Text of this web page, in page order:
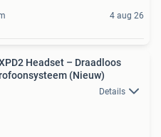
4 aug 26
Headset – Draadloos
(Nieuw)
Details